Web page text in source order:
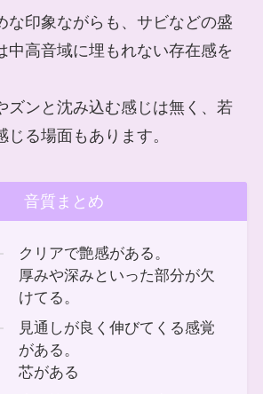
な印象ながらも、サビなどの盛
中高音域に埋もれない存在感を
ズンと沈み込む感じは無く、若
る場面もあります。
音質まとめ
クリアで艶感がある。
厚みや深みといった部分が欠
けてる。
見通しが良く伸びてくる感覚
がある。
芯がある